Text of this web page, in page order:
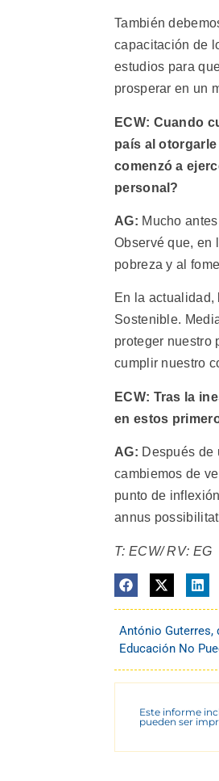
También
capacitación de
estudios para
prosperar en un
ECW: Cuando
país al
comenzó a
personal?
AG: Mucho
Observé que, en
pobreza y al
En la
Sostenible.
proteger nuestro
cumplir nuestro
ECW: Tras la
en estos
AG: Después de
cambiemos de
punto de
annus
T: ECW/ RV: EG
António Guterres,
Educación No
Este informe
pueden ser